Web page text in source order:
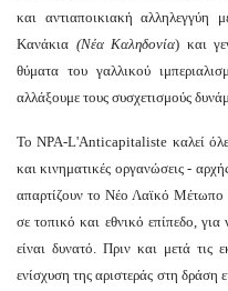
και αντιαποικιακή
Κανάκια (Νέα Καληδονία) και
θύματα του γαλλικού
αλλάξουμε τους συσχετισμούς
Το NPA-L'Anticapitaliste καλεί όλες
και κινηματικές οργανώσεις -
απαρτίζουν το Νέο Λαϊκό Μέτωπο
σε τοπικό και εθνικό επίπεδο,
είναι δυνατό. Πριν και μετά τις
ενίσχυση της αριστεράς στη δράση